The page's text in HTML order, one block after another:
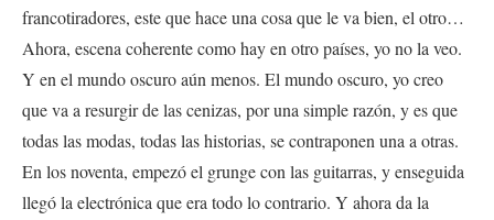
francotiradores, este que hace una cosa que le va bien, el otro…
Ahora, escena coherente como hay en otro países, yo no la veo.
Y en el mundo oscuro aún menos. El mundo oscuro, yo creo
que va a resurgir de las cenizas, por una simple razón, y es que
todas las modas, todas las historias, se contraponen una a otras.
En los noventa, empezó el grunge con las guitarras, y enseguida
llegó la electrónica que era todo lo contrario. Y ahora da la